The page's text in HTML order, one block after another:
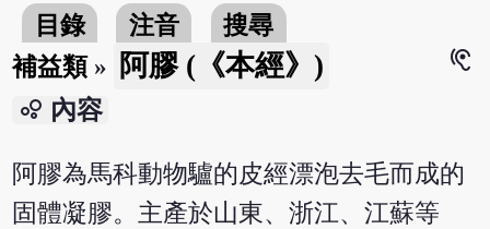
目錄 注音
搜尋
補益類» 阿膠 (《本經》)
hearing
bubble_chart 內容
阿膠為馬科動物驢的皮經漂泡去毛而成的
固體凝膠。主產於山東、浙江、江蘇等